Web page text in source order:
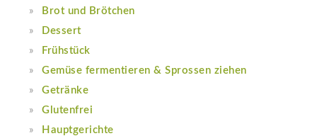
Brot und Brötchen
Dessert
Frühstück
Gemüse fermentieren & Sprossen ziehen
Getränke
Glutenfrei
Hauptgerichte